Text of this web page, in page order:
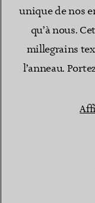
unique de nos
qu’à nous.
millegrains
l’anneau.